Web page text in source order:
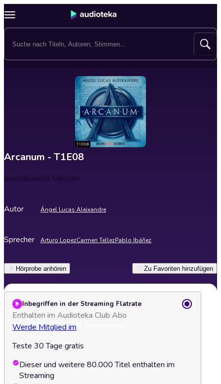
Arcanum - T1E08
Spieldauer56 Minuten
Autor Ángel Lucas Aleixandre
Sprecher Arturo LopezCarmen TellezPablo Ibáñez
Hörprobe anhören Zu Favoriten hinzufügen
Inbegriffen in der Streaming Flatrate
Enthalten im Audioteka Club Abo
Werde Mitglied im
Teste 30 Tage gratis
Dieser und weitere 80.000 Titel enthalten im
Streaming